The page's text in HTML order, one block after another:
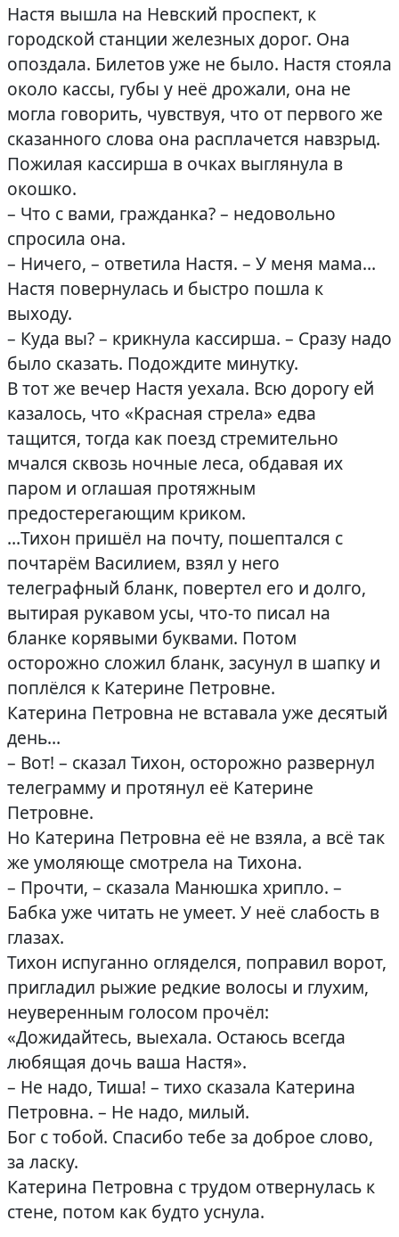
Настя вышла на Невский проспект, к
городской станции железных дорог. Она
опоздала. Билетов уже не было. Настя стояла
около кассы, губы у неё дрожали, она не
могла говорить, чувствуя, что от первого же
сказанного слова она расплачется навзрыд.
Пожилая кассирша в очках выглянула в
окошко.
– Что с вами, гражданка? – недовольно
спросила она.
– Ничего, – ответила Настя. – У меня мама…
Настя повернулась и быстро пошла к
выходу.
– Куда вы? – крикнула кассирша. – Сразу надо
было сказать. Подождите минутку.
В тот же вечер Настя уехала. Всю дорогу ей
казалось, что «Красная стрела» едва
тащится, тогда как поезд стремительно
мчался сквозь ночные леса, обдавая их
паром и оглашая протяжным
предостерегающим криком.
…Тихон пришёл на почту, пошептался с
почтарём Василием, взял у него
телеграфный бланк, повертел его и долго,
вытирая рукавом усы, что-то писал на
бланке корявыми буквами. Потом
осторожно сложил бланк, засунул в шапку и
поплёлся к Катерине Петровне.
Катерина Петровна не вставала уже десятый
день…
– Вот! – сказал Тихон, осторожно развернул
телеграмму и протянул её Катерине
Петровне.
Но Катерина Петровна её не взяла, а всё так
же умоляюще смотрела на Тихона.
– Прочти, – сказала Манюшка хрипло. –
Бабка уже читать не умеет. У неё слабость в
глазах.
Тихон испуганно огляделся, поправил ворот,
пригладил рыжие редкие волосы и глухим,
неуверенным голосом прочёл:
«Дожидайтесь, выехала. Остаюсь всегда
любящая дочь ваша Настя».
– Не надо, Тиша! – тихо сказала Катерина
Петровна. – Не надо, милый.
Бог с тобой. Спасибо тебе за доброе слово,
за ласку.
Катерина Петровна с трудом отвернулась к
стене, потом как будто уснула.